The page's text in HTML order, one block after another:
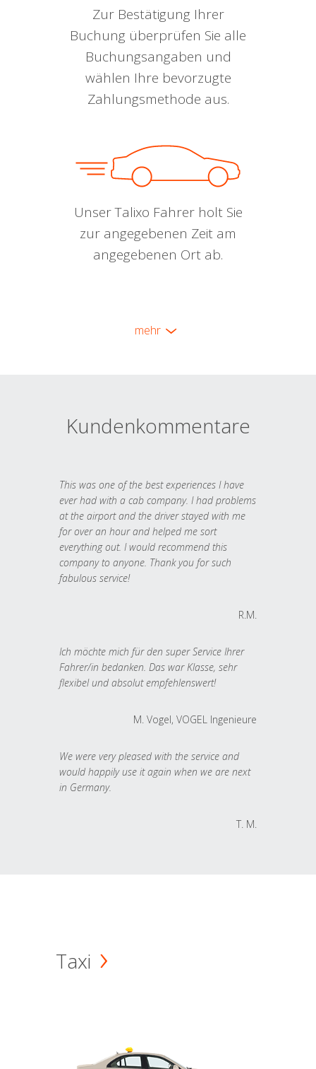
Zur Bestätigung Ihrer
Buchung überprüfen Sie alle
Buchungsangaben und
wählen Ihre bevorzugte
Zahlungsmethode aus.
Unser Talixo Fahrer holt Sie
zur angegebenen Zeit am
angegebenen Ort ab.
mehr
Kundenkommentare
This was one of the best experiences I have
ever had with a cab company. I had problems
at the airport and the driver stayed with me
for over an hour and helped me sort
everything out. I would recommend this
company to anyone. Thank you for such
fabulous service!
R.M.
Ich möchte mich für den super Service Ihrer
Fahrer/in bedanken. Das war Klasse, sehr
flexibel und absolut empfehlenswert!
M. Vogel, VOGEL Ingenieure
We were very pleased with the service and
would happily use it again when we are next
in Germany.
T. M.
Taxi